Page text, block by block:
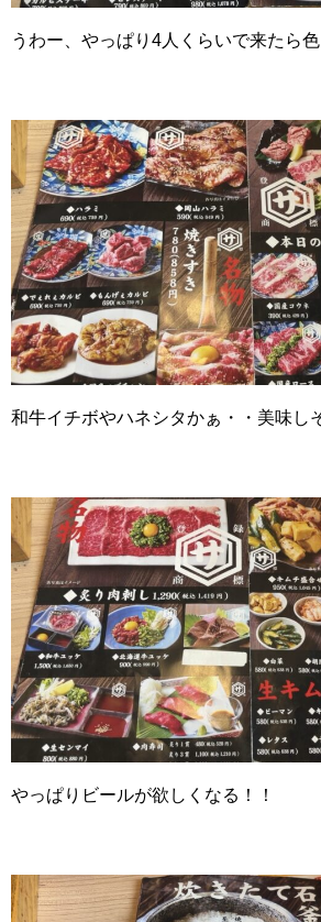
うわー、やっぱり4人くらいで来たら
和牛イチボやハネシタかぁ・・美味し
やっぱりビールが欲しくなる！！